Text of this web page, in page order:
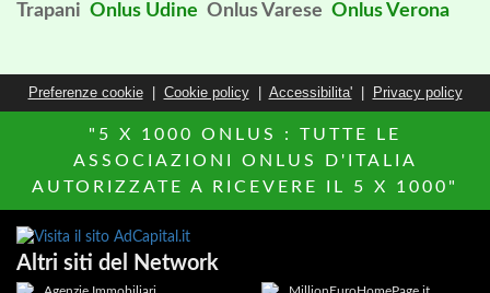
Trapani Onlus Udine Onlus Varese Onlus Verona
Preferenze cookie| Cookie policy| Accessibilita'| Privacy policy
"5 X 1000 ONLUS : TUTTE LE
ASSOCIAZIONI ONLUS D'ITALIA
AUTORIZZATE A RICEVERE IL 5 X 1000"
Altri siti del Network